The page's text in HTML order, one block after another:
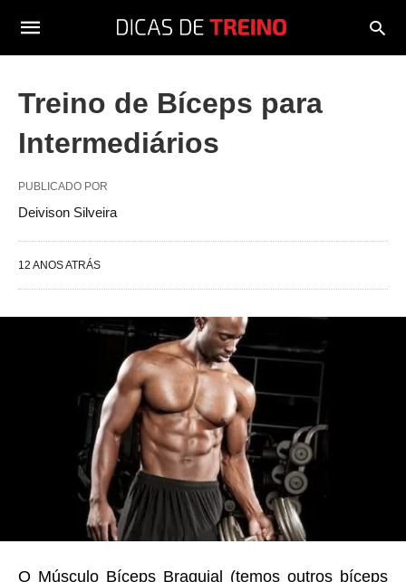
Treino de Bíceps para
Intermediários
PUBLICADO POR
Deivison Silveira
12 ANOS ATRÁS
O Músculo Bíceps Braquial (temos outros bíceps